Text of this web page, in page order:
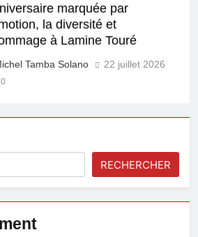
marquée par
la diversité et
à Lamine Touré
Tamba Solano 22 juillet 2026
0
RECHERCHER